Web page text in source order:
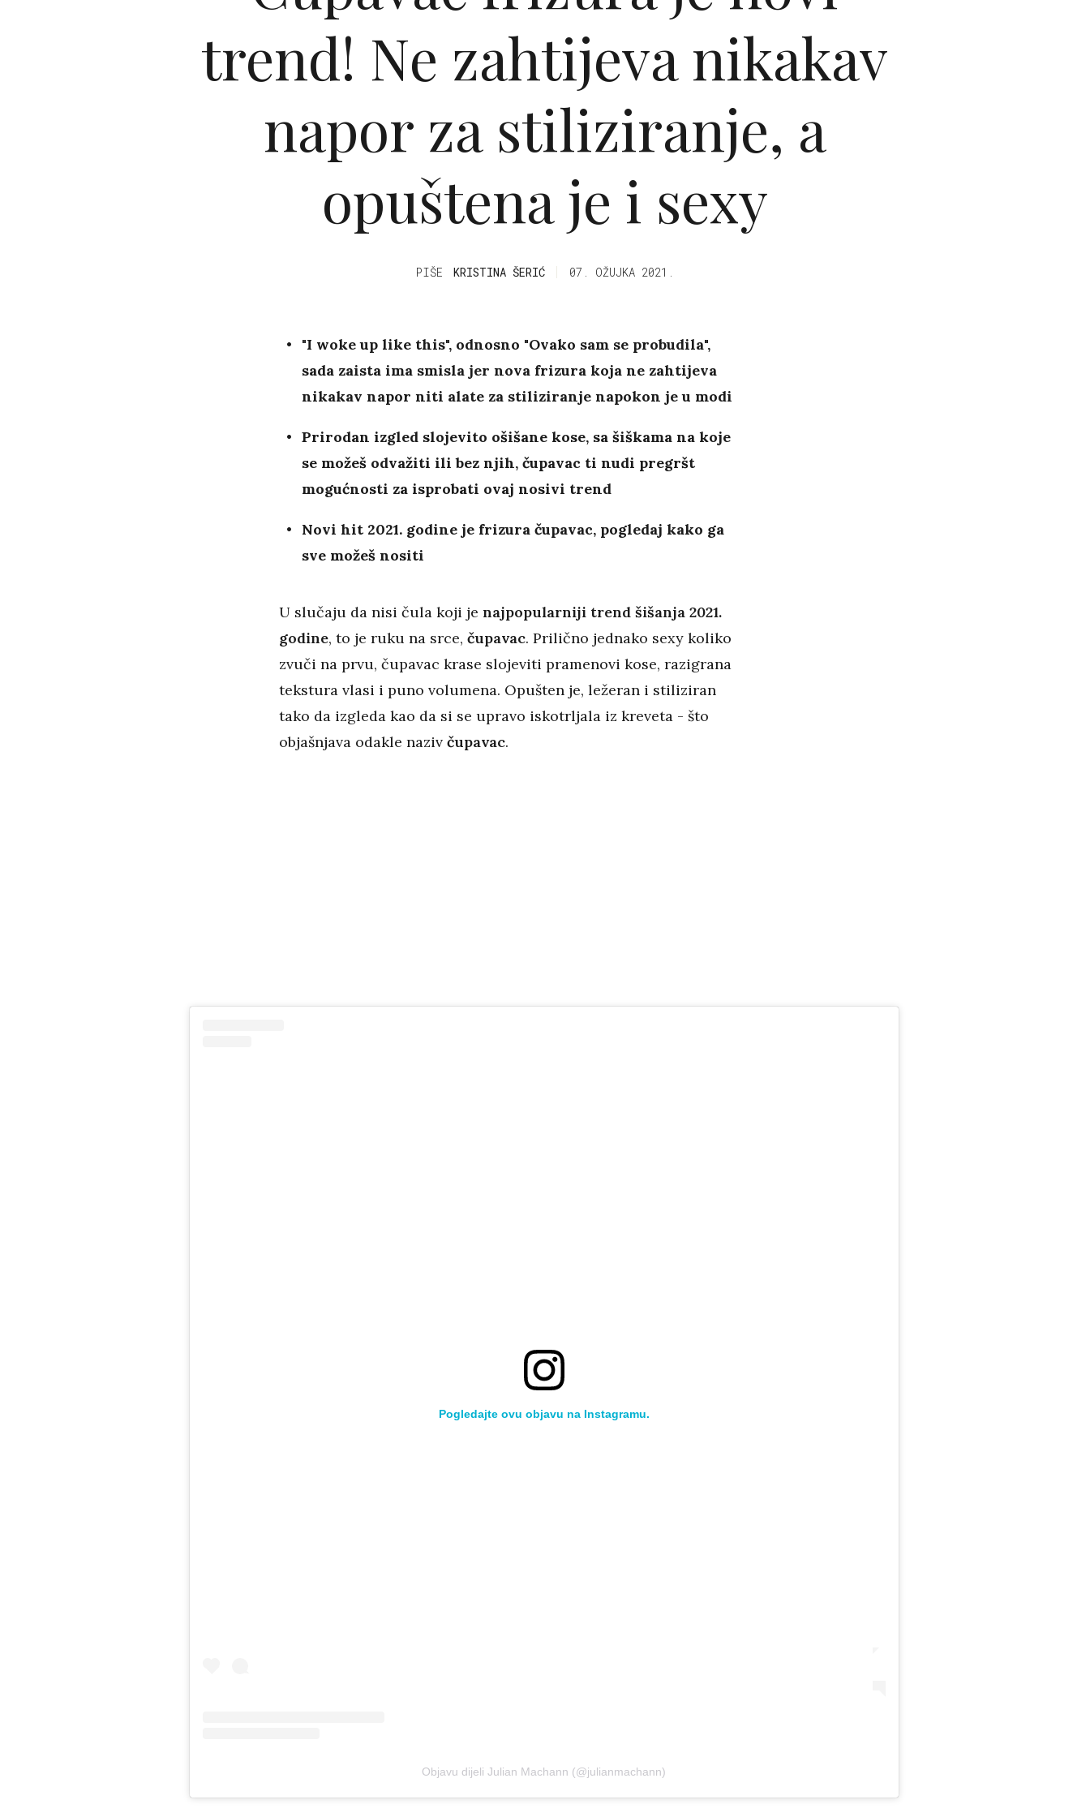
trend! Ne zahtijeva nikakav
napor za stiliziranje, a
opuštena je i sexy
PIŠE KRISTINA ŠERIĆ 07. OŽUJKA 2021.
"I woke up like this", odnosno "Ovako sam se probudila",
sada zaista ima smisla jer nova frizura koja ne zahtijeva
nikakav napor niti alate za stiliziranje napokon je u modi
Prirodan izgled slojevito ošišane kose, sa šiškama na koje
se možeš odvažiti ili bez njih, čupavac ti nudi pregršt
mogućnosti za isprobati ovaj nosivi trend
Novi hit 2021. godine je frizura čupavac, pogledaj kako ga
sve možeš nositi
U slučaju da nisi čula koji je najpopularniji trend šišanja 2021.
godine, to je ruku na srce, čupavac. Prilično jednako sexy koliko
zvuči na prvu, čupavac krase slojeviti pramenovi kose, razigrana
tekstura vlasi i puno volumena. Opušten je, ležeran i stiliziran
tako da izgleda kao da si se upravo iskotrljala iz kreveta - što
objašnjava odakle naziv čupavac.
Pogledajte ovu objavu na Instagramu.
Objavu dijeli Julian Machann (@julianmachann)